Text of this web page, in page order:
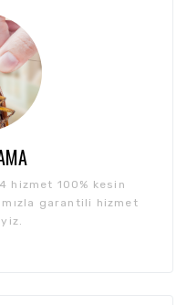
hizmet 100% kesin
garantili hizmet